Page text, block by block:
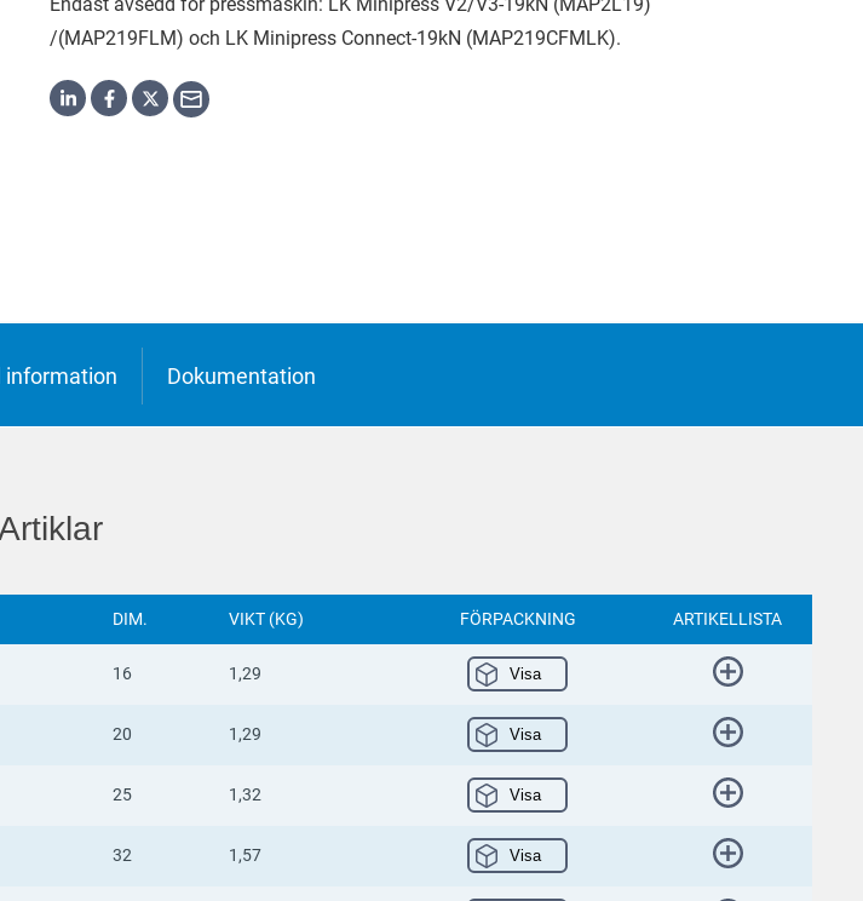
Endast avsedd för pressmaskin: LK Minipress V2/V3-19kN (MAP2L19)
/(MAP219FLM) och LK Minipress Connect-19kN (MAP219CFMLK).
information Dokumentation
DIM. VIKT (KG) FÖRPACKNING ARTIKELLISTA
16 1,29 Visa
20 1,29 Visa
25 1,32 Visa
32 1,57 Visa